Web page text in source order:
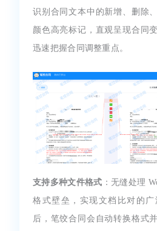
识别合同文本中的新增、删除
颜色高亮标记，直观呈现合同
迅速把握合同调整重点。
支持多种文件格式 ：无缝处理
格式壁垒，实现文档比对的
后，笔饺合同会自动转换格式